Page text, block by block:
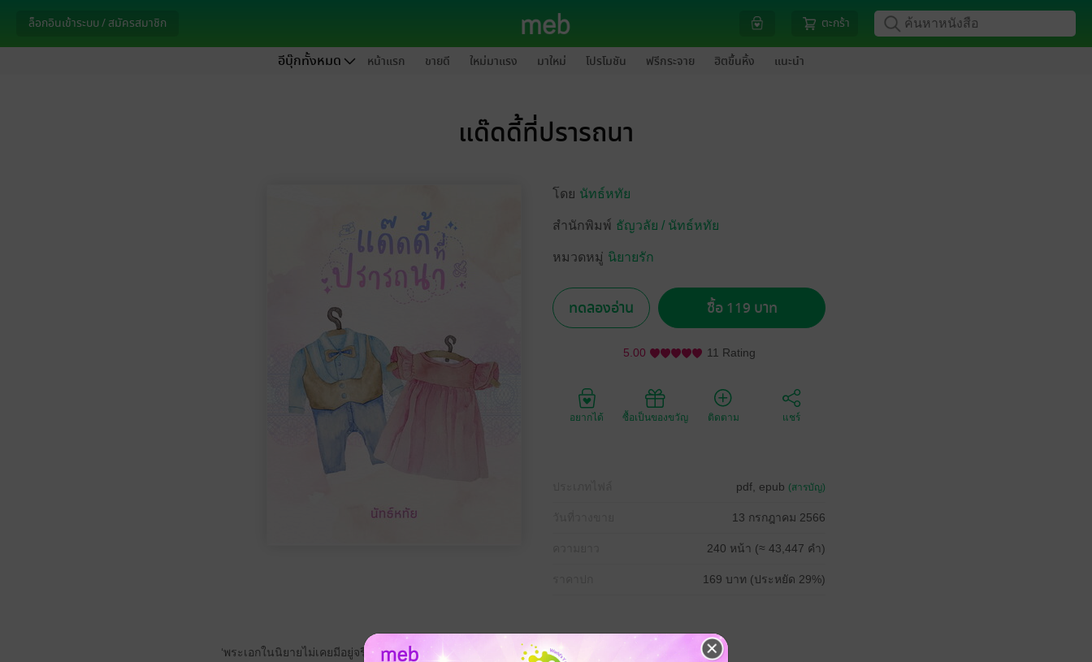
ล็อกอินเข้าระบบ / สมัครสมาชิก ตะกร้า
อีบุ๊กทั้งหมด หน้าแรก ขายดี ใหม่มาแรง มาใหม่ โปรโมชัน ฟรีกระจาย ฮิตขึ้นหิ้ง แนะนำ
แด๊ดดี้ที่ปรารถนา
โดย นัทธ์หทัย
สำนักพิมพ์ ธัญวลัย / นัทธ์หทัย
หมวดหมู่ นิยายรัก
ทดลองอ่าน ซื้อ 119 บาท
5.00 11 Rating
อยากได้ ซื้อเป็นของขวัญ ติดตาม แชร์
pdf, epub (สารบัญ)
13 กรกฎาคม 2566
240 หน้า (≈ 43,447 คำ)
169 บาท (ประหยัด 29%)
‘พระเอกในนิยายไม่เคยมีอยู่จริง และคำว่าแฮปปี้เอนด์ดิ้งก็เป็นเพียงแค่เรื่องหลอกลวง’